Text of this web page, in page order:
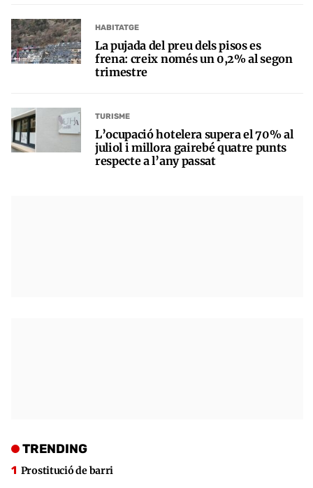
HABITATGE
La pujada del preu dels pisos es
frena: creix només un 0,2% al segon
trimestre
TURISME
L’ocupació hotelera supera el 70% al
juliol i millora gairebé quatre punts
respecte a l’any passat
TRENDING
Prostitució de barri